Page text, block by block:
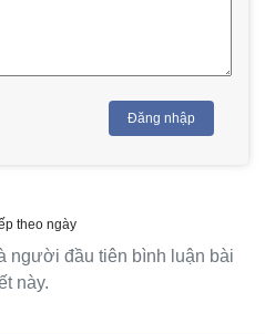
Đăng nhập
theo ngày
người đầu tiên bình luận bài
này.